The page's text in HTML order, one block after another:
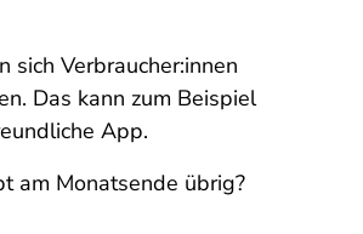
Verbraucher:innen
Das kann zum Beispiel
App.
am Monatsende übrig?